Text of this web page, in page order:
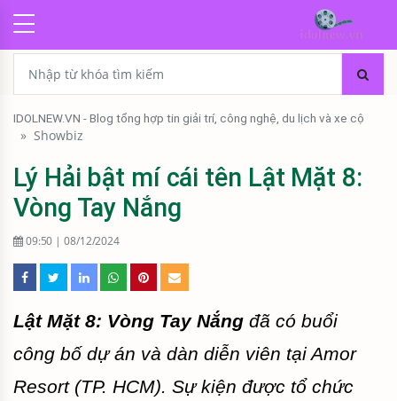
IDOLNEW.VN - Blog tổng hợp tin giải trí, công nghệ, du lịch và xe cộ
» Showbiz
Lý Hải bật mí cái tên Lật Mặt 8:
Vòng Tay Nắng
09:50 | 08/12/2024
Lật Mặt 8: Vòng Tay Nắng đã có buổi
công bố dự án và dàn diễn viên tại Amor
Resort (TP. HCM). Sự kiện được tổ chức